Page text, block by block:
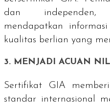
dan independen,
mendapatkan
kualitas berlian yang
3. MENJADI ACUAN
Sertifikat GIA
standar internasional